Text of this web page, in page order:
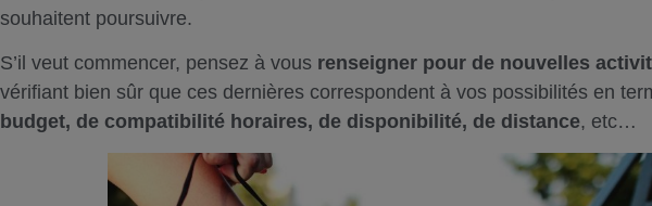
souhaitent poursuivre.
S’il veut commencer, pensez à vous renseigner pour de nouvelles
vérifiant bien sûr que ces dernières correspondent à vos possibilités en
budget, de compatibilité horaires, de disponibilité, de distance, etc…